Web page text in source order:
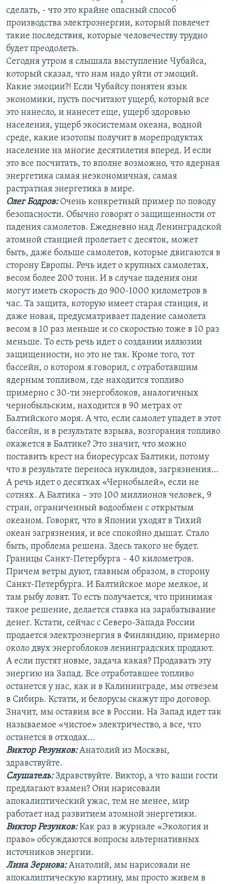
сделать, - что это крайне опасный способ
производства электроэнергии, который повлечет
такие последствия, которые человечеству трудно
будет преодолеть.
Сегодня утром я слышала выступление Чубайса,
который сказал, что нам надо уйти от эмоций.
Какие эмоции?! Если Чубайсу понятен язык
экономики, пусть посчитают ущерб, который все
это нанесло, и нанесет еще, ущерб здоровью
населения, ущерб экосистемам океана, водной
среде, какие изотопы получит в морепродуктах
население на многие десятилетия вперед. И если
это все посчитать, то вполне возможно, что ядерная
энергетика самая неэкономичная, самая
растратная энергетика в мире.
Олег Бодров:Очень конкретный пример по поводу
безопасности. Обычно говорят о защищенности от
падения самолетов. Ежедневно над Ленинградской
атомной станцией пролетает с десяток, может
быть, даже больше самолетов, которые двигаются в
сторону Европы. Речь идет о крупных самолетах,
весом более 200 тонн. И в случае падения они
могут иметь скорость до 900-1000 километров в
час. Та защита, которую имеет старая станция, и
даже новая, предусматривает падение самолета
весом в 10 раз меньше и со скоростью тоже в 10 раз
меньше. То есть речь идет о создании иллюзии
защищенности, но это не так. Кроме того, тот
бассейн, о котором я говорил, с отработавшим
ядерным топливом, где находится топливо
примерно с 30-ти энергоблоков, аналогичных
чернобыльским, находится в 90 метрах от
Балтийского моря. А что, если самолет упадет в этот
бассейн, и в результате взрыва, возгорания топливо
окажется в Балтике? Это значит, что можно
поставить крест на биоресурсах Балтики, потому
что в результате переноса нуклидов, загрязнения...
А речь идет о десятках «Чернобылей», если не
сотнях. А Балтика – это 100 миллионов человек, 9
стран, ограниченный водообмен с открытым
океаном. Говорят, что в Японии уходят в Тихий
океан загрязнения, и все спокойно дышат. Стало
быть, проблема решена. Здесь такого не будет.
Границы Санкт-Петербурга – 40 километров.
Причем ветры дуют, главным образом, в сторону
Санкт-Петербурга. И Балтийское море мелкое, и
там рыбу ловят. То есть получается, что принимая
такое решение, делается ставка на зарабатывание
денег. Кстати, сейчас с Северо-Запада России
продается электроэнергия в Финляндию, примерно
около двух энергоблоков ленинградских продают.
А если пустят новые, задача какая? Продавать эту
энергию на Запад. Все отработавшее топливо
останется у нас, как и в Калининграде, мы отвезем
в Сибирь. Кстати, и белорусы скажут про договор.
Значит, мы оставим все в России. На Запад идет так
называемое «чистое» электричество, а все, что
останется в отходах...
Виктор Резунков:Анатолий из Москвы,
здравствуйте.
Слушатель:Здравствуйте. Виктор, а что ваши гости
предлагают взамен? Они нарисовали
апокалиптический ужас, тем не менее, мир
работает над развитием атомной энергетики.
Виктор Резунков:Как раз в журнале «Экология и
право» обсуждаются вопросы альтернативных
источников энергии.
Лина Зернова:Анатолий, мы нарисовали не
апокалиптическую картину, мы просто живем в